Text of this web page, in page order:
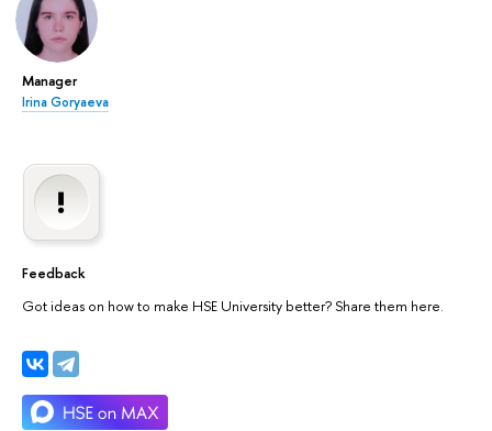
Manager
Irina Goryaeva
Feedback
Got ideas on how to make HSE University better? Share them here.